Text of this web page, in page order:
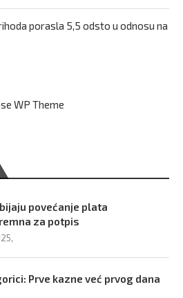
porasla 5,5 odsto u odnosu na
povećanje plata
za potpis
Prve kazne već prvog dana